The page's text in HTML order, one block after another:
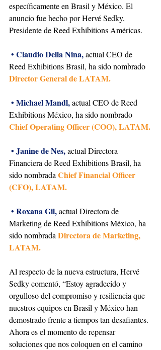
específicamente en Brasil y México. El
anuncio fue hecho por Hervé Sedky,
Presidente de Reed Exhibitions Américas.
• Claudio Della Nina, actual CEO de
Reed Exhibitions Brasil, ha sido nombrado
Director General de LATAM.
• Michael Mandl, actual CEO de Reed
Exhibitions México, ha sido nombrado
Chief Operating Officer (COO), LATAM.
• Janine de Nes, actual Directora
Financiera de Reed Exhibitions Brasil, ha
sido nombrada Chief Financial Officer
(CFO), LATAM.
• Roxana Gil, actual Directora de
Marketing de Reed Exhibitions México, ha
sido nombrada Directora de Marketing,
LATAM.
Al respecto de la nueva estructura, Hervé
Sedky comentó, “Estoy agradecido y
orgulloso del compromiso y resiliencia que
nuestros equipos en Brasil y México han
demostrado frente a tiempos tan desafiantes.
Ahora es el momento de repensar
soluciones que nos coloquen en el camino